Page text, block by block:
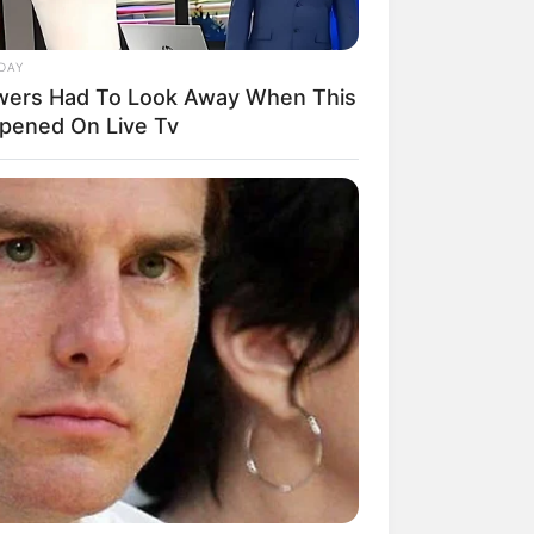
Had To Look Away When This
On Live Tv